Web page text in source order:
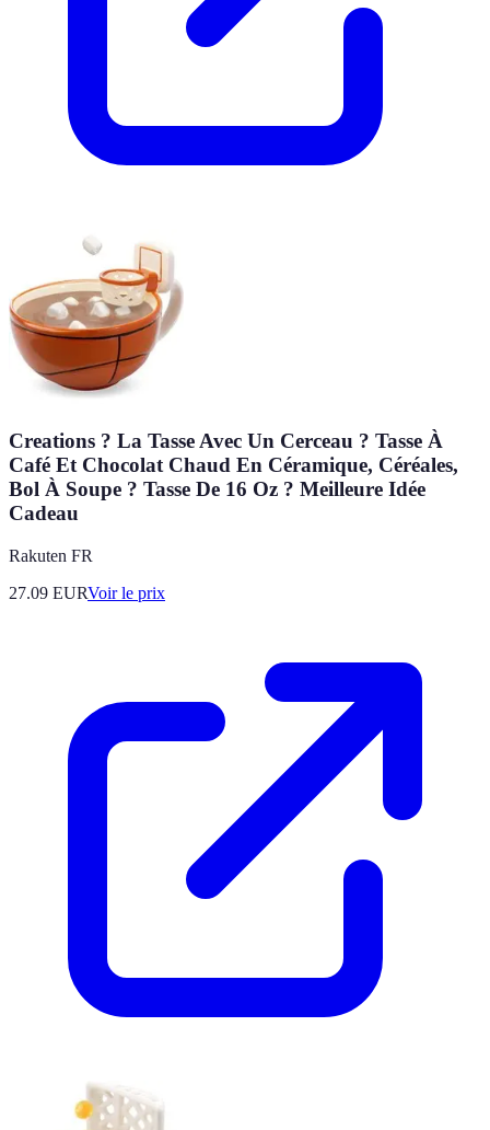
Creations ? La Tasse Avec Un Cerceau ? Tasse À
Café Et Chocolat Chaud En Céramique, Céréales,
Bol À Soupe ? Tasse De 16 Oz ? Meilleure Idée
Cadeau
Rakuten FR
27.09 EURVoir le prix